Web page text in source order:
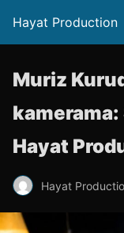
Hayat Production
Muriz
Hayat
Hayat